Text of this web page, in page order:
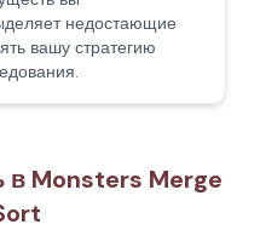
недостающие
вашу стратегию
в Monsters Merge